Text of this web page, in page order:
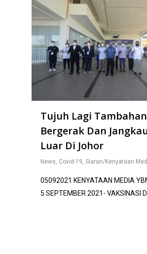
Tujuh Lagi Tambahan
Bergerak Dan
Luar Di Johor
News Covid-19 ,Siaran/Kenyataan
05092021 KENYATAAN MEDIA
5 SEPTEMBER 2021- VAKSINASI